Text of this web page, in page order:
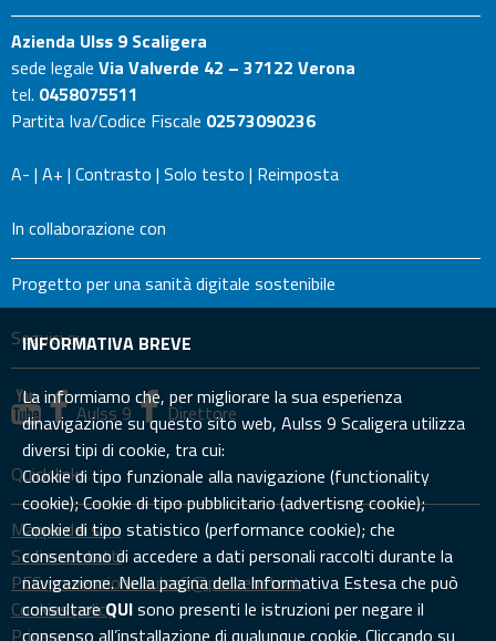
Azienda Ulss 9 Scaligera
sede legale Via Valverde 42 – 37122 Verona
tel. 0458075511
Partita Iva/Codice Fiscale 02573090236
A- | A+ | Contrasto | Solo testo | Reimposta
In collaborazione con
Progetto per una sanità digitale sostenibile
Seguici su
Aulss 9 Direttore
Quick links
Mappa del sito
Sedi e contatti
PEC: prevenzione.aulss9@pecveneto.it
Cookies policy
Privacy
INFORMATIVA BREVE
La informiamo che, per migliorare la sua esperienza
dinavigazione su questo sito web, Aulss 9 Scaligera utilizza
diversi tipi di cookie, tra cui:
Cookie di tipo funzionale alla navigazione (functionality
cookie); Cookie di tipo pubblicitario (advertisng cookie);
Cookie di tipo statistico (performance cookie); che
consentono di accedere a dati personali raccolti durante la
navigazione. Nella pagina della Informativa Estesa che può
consultareQUIsono presenti le istruzioni per negare il
consenso all’installazione di qualunque cookie. Cliccando su